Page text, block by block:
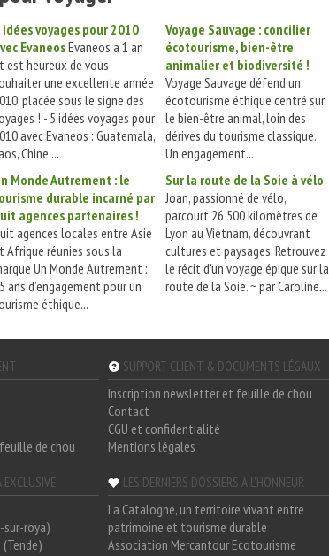
idées voyages pour 2010
EvaneosEvaneos a 1 an
est heureux de vous
une excellente année
placée sous le signe des
! - 5 idées voyages pour
avec Evaneos : Guatemala,
Chine,...
Voyage Sauvage : concilier
écotourisme, bien-être
animalier et biodiversité !
Voyage Sauvage défend un
écotourisme éthique centré sur
le bien-être animal, loin des
dérives du tourisme classique.
Un engagement...
Monde Autrement : le
durable incarné par
agences partenaires !
agences locales entre Asie
Afrique réunies sous la
Un Monde Autrement :
ans d’engagement pour un
éthique...
Sur la route de la Soie à vélo
Joan, passionné de vélo,
parcourt 26 500 kilomètres de
Lyon au Vietnam, découvrant
cultures et paysages. Retrouvez
le récit d'un voyage épique sur la
route de la Soie. ~ par Caroline...
de chou
SUPPORT CLIENT & DOCUMENTS LÉGAUX
Inscription newsletter et feuille de chou
Contact
CGU et confidentialité
Mentions légales
EXCLUSIVE
sur-roya)
(Tende)
LES DERNIERS DOSSIERS A L'HONNEUR
La Catalogne, un territoire vivant entre
patrimoine et tourisme durable
Association Mercantour Ecotourisme